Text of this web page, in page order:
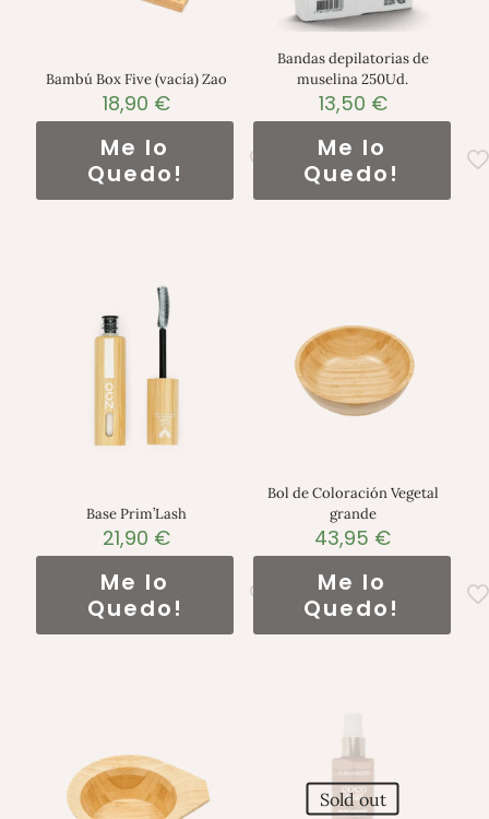
Bambú Box Five (vacía) Zao
18,90 €
Me lo
Quedo!
Bandas depilatorias de
muselina 250Ud.
13,50 €
Me lo
Quedo!
Base Prim’Lash
21,90 €
Me lo
Quedo!
Bol de Coloración Vegetal
grande
43,95 €
Me lo
Quedo!
Sold out